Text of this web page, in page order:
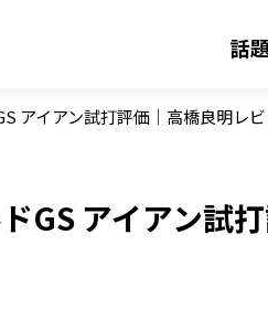
話
アイアン試打評価｜高橋良明レ
GS アイアン試